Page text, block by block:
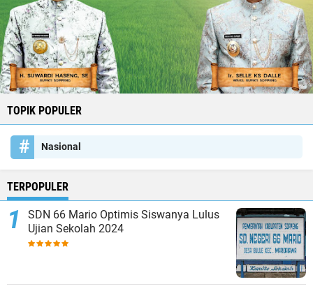
TOPIK POPULER
Nasional
TERPOPULER
SDN 66 Mario Optimis Siswanya Lulus
Ujian Sekolah 2024